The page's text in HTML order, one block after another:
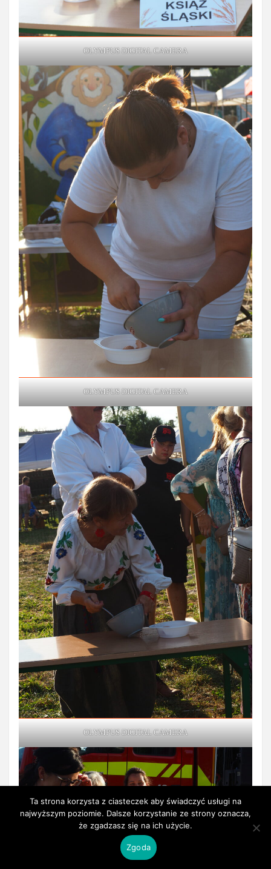
OLYMPUS DIGITAL CAMERA
OLYMPUS DIGITAL CAMERA
OLYMPUS DIGITAL CAMERA
Ta strona korzysta z ciasteczek aby świadczyć usługi na
najwyższym poziomie. Dalsze korzystanie ze strony oznacza,
że zgadzasz się na ich użycie.
Zgoda